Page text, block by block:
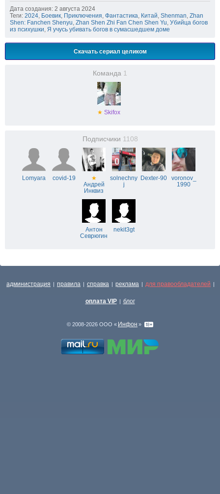
Дата создания: 2 августа 2024
Теги: 2024, Боевик, Приключения, Фантастика, Китай, Shenman, Zhan
Shen: Fanchen Shenyu, Zhan Shen Zhi Fan Chen Shen Yu, Убийца богов
из психушки, Я учусь убивать богов в сумасшедшем доме
Скачать сериал целиком
Команда 1
★ Skifox
Подписчики 1108
Lomyara covid-19
★
Андрей
Инквиз
solnechny
j
Dexter-90
voronov_
1990
Антон
Севрюгин
nekit3gt
администрация | правила | справка | реклама | для правообладателей |
оплата VIP | блог
© 2008-2026 ООО « Инфон »